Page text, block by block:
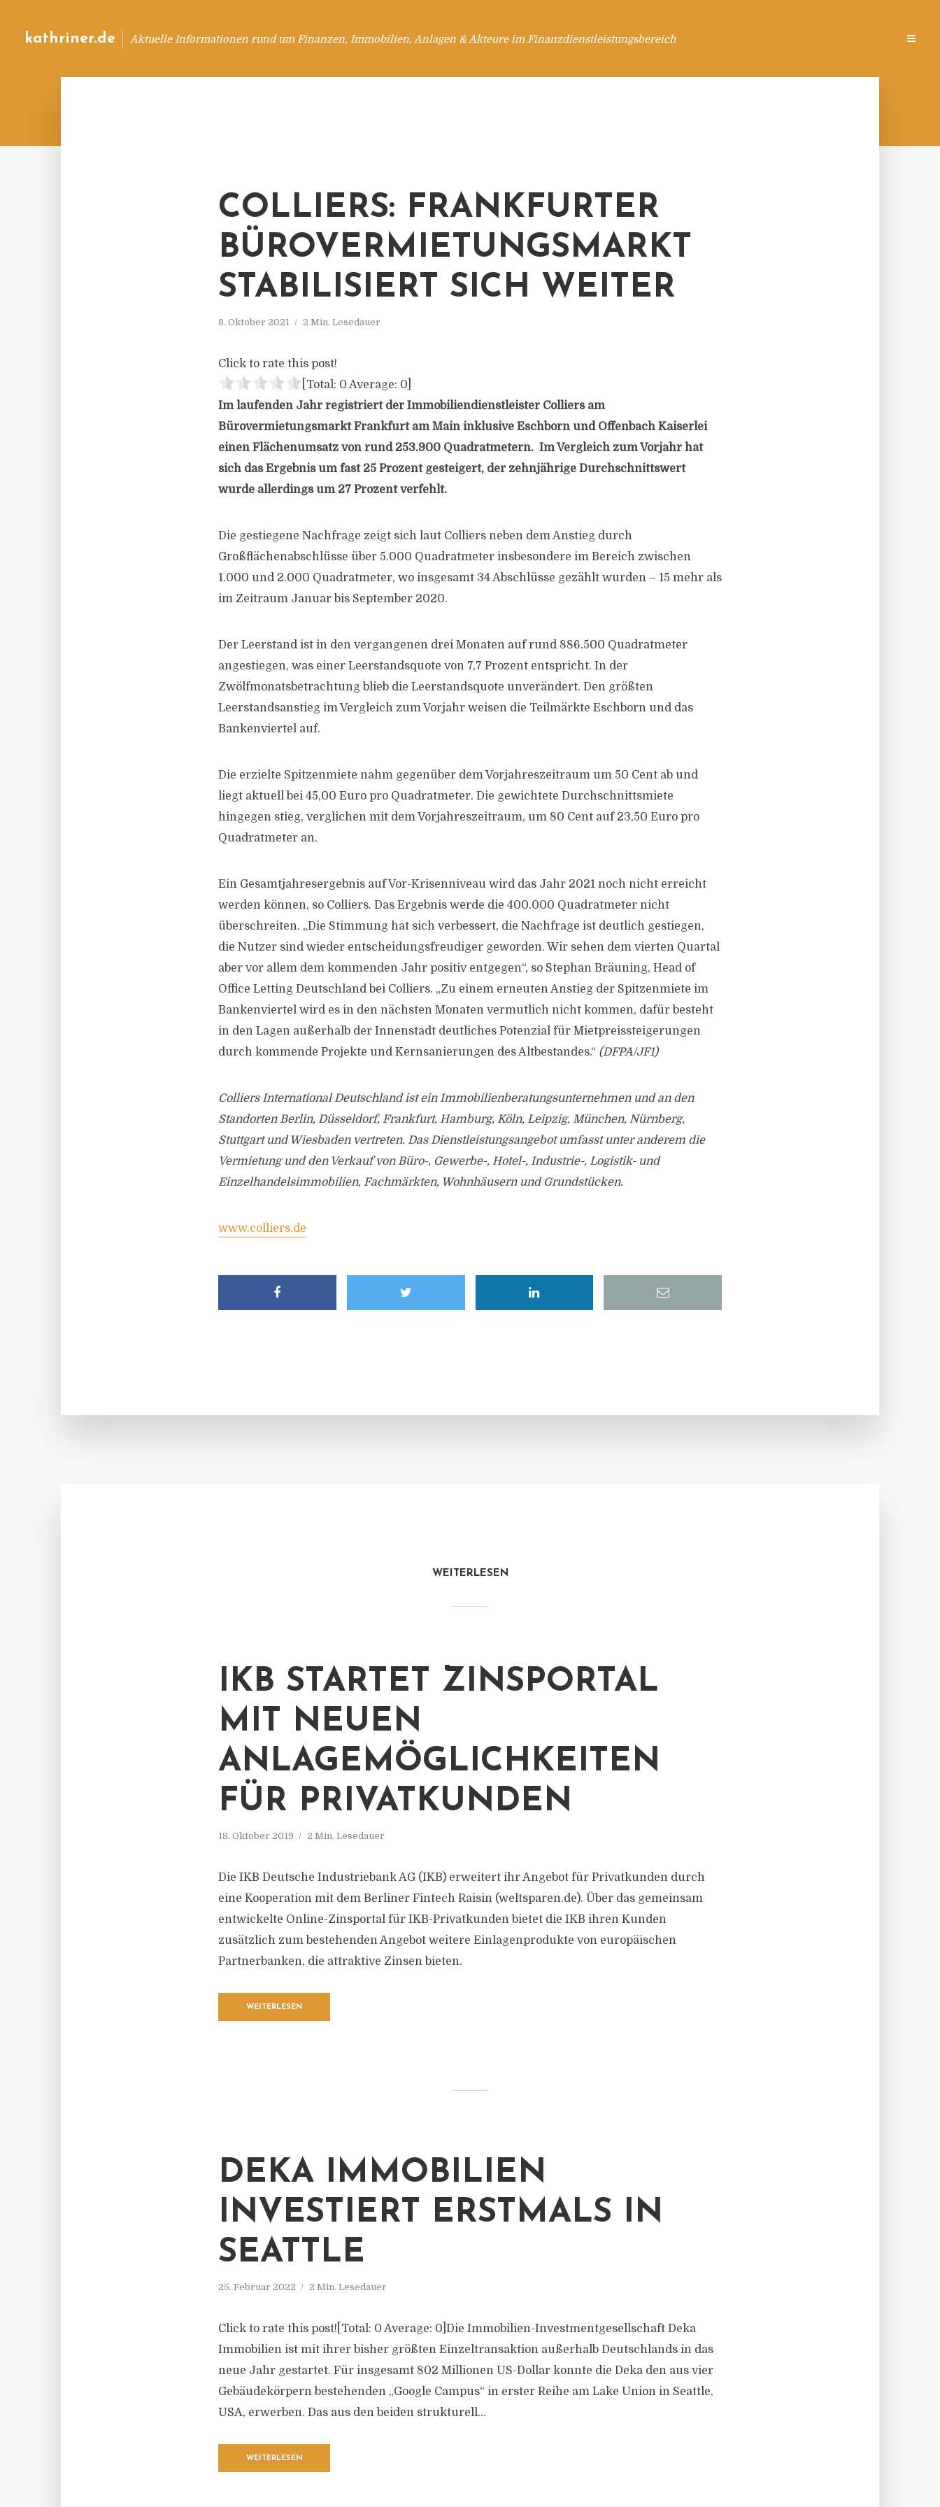
kathriner.de Aktuelle Informationen rund um Finanzen, Immobilien, Anlagen & Akteure im Finanzdienstleistungsbereich
COLLIERS: FRANKFURTER
BÜROVERMIETUNGSMARKT
STABILISIERT SICH WEITER
8. Oktober 2021 2 Min. Lesedauer
Click to rate this post!
[Total: 0 Average: 0
Im laufenden Jahr registriert der Immobiliendienstleister Colliers am
Bürovermietungsmarkt Frankfurt am Main inklusive Eschborn und Offenbach Kaiserlei
einen Flächenumsatz von rund 253.900 Quadratmetern. Im Vergleich zum Vorjahr hat
sich das Ergebnis um fast 25 Prozent gesteigert, der zehnjährige Durchschnittswert
wurde allerdings um 27 Prozent verfehlt.
Die gestiegene Nachfrage zeigt sich laut Colliers neben dem Anstieg durch
Großflächenabschlüsse über 5.000 Quadratmeter insbesondere im Bereich zwischen
1.000 und 2.000 Quadratmeter, wo insgesamt 34 Abschlüsse gezählt wurden – 15 mehr als
im Zeitraum Januar bis September 2020.
Der Leerstand ist in den vergangenen drei Monaten auf rund 886.500 Quadratmeter
angestiegen, was einer Leerstandsquote von 7,7 Prozent entspricht. In der
Zwölfmonatsbetrachtung blieb die Leerstandsquote unverändert. Den größten
Leerstandsanstieg im Vergleich zum Vorjahr weisen die Teilmärkte Eschborn und das
Bankenviertel auf.
Die erzielte Spitzenmiete nahm gegenüber dem Vorjahreszeitraum um 50 Cent ab und
liegt aktuell bei 45,00 Euro pro Quadratmeter. Die gewichtete Durchschnittsmiete
hingegen stieg, verglichen mit dem Vorjahreszeitraum, um 80 Cent auf 23,50 Euro pro
Quadratmeter an.
Ein Gesamtjahresergebnis auf Vor-Krisenniveau wird das Jahr 2021 noch nicht erreicht
werden können, so Colliers. Das Ergebnis werde die 400.000 Quadratmeter nicht
überschreiten. „Die Stimmung hat sich verbessert, die Nachfrage ist deutlich gestiegen,
die Nutzer sind wieder entscheidungsfreudiger geworden. Wir sehen dem vierten Quartal
aber vor allem dem kommenden Jahr positiv entgegen“, so Stephan Bräuning, Head of
Office Letting Deutschland bei Colliers. „Zu einem erneuten Anstieg der Spitzenmiete im
Bankenviertel wird es in den nächsten Monaten vermutlich nicht kommen, dafür besteht
in den Lagen außerhalb der Innenstadt deutliches Potenzial für Mietpreissteigerungen
durch kommende Projekte und Kernsanierungen des Altbestandes.“ (DFPA/JF1)
Colliers International Deutschland ist ein Immobilienberatungsunternehmen und an den
Standorten Berlin, Düsseldorf, Frankfurt, Hamburg, Köln, Leipzig, München, Nürnberg,
Stuttgart und Wiesbaden vertreten. Das Dienstleistungsangebot umfasst unter anderem die
Vermietung und den Verkauf von Büro-, Gewerbe-, Hotel-, Industrie-, Logistik- und
Einzelhandelsimmobilien, Fachmärkten, Wohnhäusern und Grundstücken.
www.colliers.de
WEITERLESEN
IKB STARTET ZINSPORTAL
MIT NEUEN
ANLAGEMÖGLICHKEITEN
FÜR PRIVATKUNDEN
18. Oktober 2019 2 Min. Lesedauer
Die IKB Deutsche Industriebank AG (IKB) erweitert ihr Angebot für Privatkunden durch
eine Kooperation mit dem Berliner Fintech Raisin (weltsparen.de). Über das gemeinsam
entwickelte Online-Zinsportal für IKB-Privatkunden bietet die IKB ihren Kunden
zusätzlich zum bestehenden Angebot weitere Einlagenprodukte von europäischen
Partnerbanken, die attraktive Zinsen bieten.
WEITERLESEN
DEKA IMMOBILIEN
INVESTIERT ERSTMALS IN
SEATTLE
25. Februar 2022 2 Min. Lesedauer
Click to rate this post![Total: 0 Average: 0]Die Immobilien-Investmentgesellschaft Deka
Immobilien ist mit ihrer bisher größten Einzeltransaktion außerhalb Deutschlands in das
neue Jahr gestartet. Für insgesamt 802 Millionen US-Dollar konnte die Deka den aus vier
Gebäudekörpern bestehenden „Google Campus“ in erster Reihe am Lake Union in Seattle,
USA, erwerben. Das aus den beiden strukturell...
WEITERLESEN